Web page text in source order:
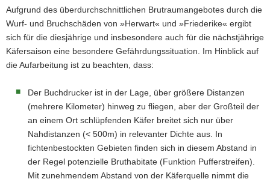
in
Sachsen
mit
Stand:
18.04.18
Aufgrund des überdurchschnittlichen Brutraumangebotes durch die
Wurf- und Bruchschäden von »Herwart« und »Friederike« ergibt
sich für die diesjährige und insbesondere auch für die nächstjährige
Käfersaison eine besondere Gefährdungssituation. Im Hinblick auf
die Aufarbeitung ist zu beachten, dass:
Der Buchdrucker ist in der Lage, über größere Distanzen
(mehrere Kilometer) hinweg zu flie­gen, aber der Großteil der
an einem Ort schlüpfenden Käfer breitet sich nur über
Nahdistan­zen (< 500m) in relevanter Dichte aus. In
fichtenbestockten Gebieten finden sich in diesem Abstand in
der Regel potenzielle Bruthabitate (Funktion Pufferstreifen).
Mit zunehmendem Abstand von der Käferquelle nimmt die